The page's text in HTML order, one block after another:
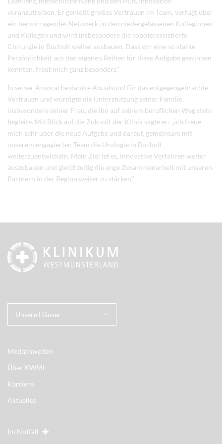
voranzutreiben. Er genießt großes Vertrauen im Team, verfügt über
ein hervorragendes Netzwerk zu den niedergelassenen Kolleginnen
und Kollegen und wird insbesondere die roboterassistierte
Chirurgie in Bocholt weiter ausbauen. Dass wir eine so starke
Persönlichkeit aus den eigenen Reihen für diese Aufgabe gewinnen
konnten, freut mich ganz besonders.“
In seiner Ansprache dankte Abualsuod für das entgegengebrachte
Vertrauen und würdigte die Unterstützung seiner Familie,
insbesondere seiner Frau, die ihn auf seinem beruflichen Weg stets
begleite. Mit Blick auf die Zukunft der Klinik sagte er: „ich freue
mich sehr über die neue Aufgabe und darauf, gemeinsam mit
unserem engagierten Team die Urologie in Bocholt
weiterzuentwickeln. Mein Ziel ist es, innovative Verfahren weiter
auszubauen und gleichzeitig die enge Zusammenarbeit mit unseren
Partnern in der Region weiter zu stärken.“
Unsere Häuser
Medizinwelten
Über KWML
Karriere
Aktuelles
Im Notfall